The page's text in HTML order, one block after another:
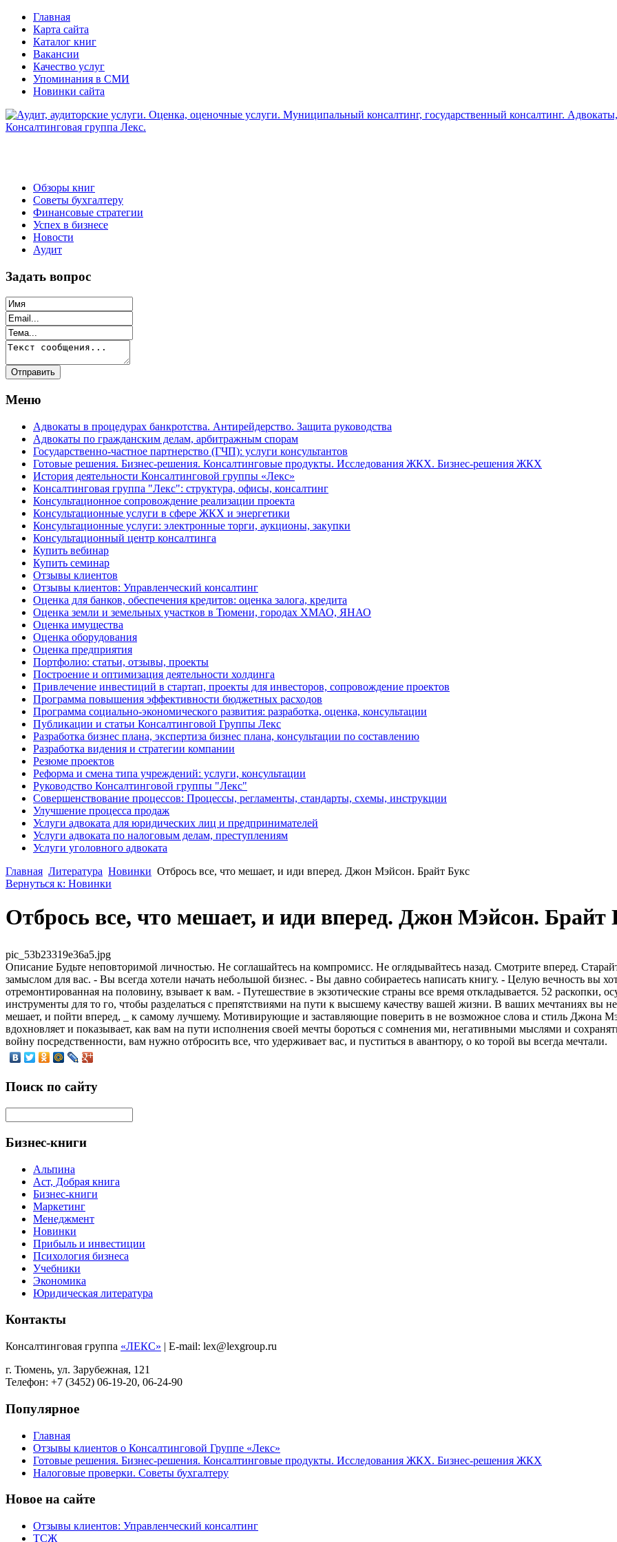
Главная
Карта сайта
Каталог книг
Вакансии
Качество услуг
Упоминания в СМИ
Новинки сайта
Обзоры книг
Советы бухгалтеру
Финансовые стратегии
Успех в бизнесе
Новости
Аудит
Задать вопрос
Меню
Адвокаты в процедурах банкротства. Антирейдерство. Защита руководства
Адвокаты по гражданским делам, арбитражным спорам
Государственно-частное партнерство (ГЧП): услуги консультантов
Готовые решения. Бизнес-решения. Консалтинговые продукты. Исследования ЖКХ. Бизнес-решения ЖКХ
История деятельности Консалтинговой группы «Лекс»
Консалтинговая группа "Лекс": структура, офисы, консалтинг
Консультационное сопровождение реализации проекта
Консультационные услуги в сфере ЖКХ и энергетики
Консультационные услуги: электронные торги, аукционы, закупки
Консультационный центр консалтинга
Купить вебинар
Купить семинар
Отзывы клиентов
Отзывы клиентов: Управленческий консалтинг
Оценка для банков, обеспечения кредитов: оценка залога, кредита
Оценка земли и земельных участков в Тюмени, городах ХМАО, ЯНАО
Оценка имущества
Оценка оборудования
Оценка предприятия
Портфолио: статьи, отзывы, проекты
Построение и оптимизация деятельности холдинга
Привлечение инвестиций в стартап, проекты для инвесторов, сопровождение проектов
Программа повышения эффективности бюджетных расходов
Программа социально-экономического развития: разработка, оценка, консультации
Публикации и статьи Консалтинговой Группы Лекс
Разработка бизнес плана, экспертиза бизнес плана, консультации по составлению
Разработка видения и стратегии компании
Резюме проектов
Реформа и смена типа учреждений: услуги, консультации
Руководство Консалтинговой группы "Лекс"
Совершенствование процессов: Процессы, регламенты, стандарты, схемы, инструкции
Улучшение процесса продаж
Услуги адвоката для юридических лиц и предпринимателей
Услуги адвоката по налоговым делам, преступлениям
Услуги уголовного адвоката
Главная Литература Новинки Отбрось все, что мешает, и иди вперед. Джон Мэйсон. Брайт Букс
Вернуться к: Новинки
Отбрось все, что мешает, и иди вперед. Джон Мэйсон. Брайт
pic_53b23319e36a5.jpg
Описание Будьте неповторимой личностью. Не соглашайтесь на компромисс. Не оглядывайтесь назад. Смотрите вперед.
замыслом для вас. - Вы всегда хотели начать небольшой бизнес. - Вы давно собираетесь написать книгу. - Целую вечность вы
отремонтированная на половину, взывает к вам. - Путешествие в экзотические страны все время откладывается. 52 раскопки,
инструменты для то го, чтобы разделаться с препятствиями на пути к высшему качеству вашей жизни. В ваших мечтаниях вы
мешает, и пойти вперед, _ к самому лучшему. Мотивирующие и заставляющие поверить в не возможное слова и стиль Джона
вдохновляет и показывает, как вам на пути исполнения своей мечты бороться с сомнения ми, негативными мыслями и
войну посредственности, вам нужно отбросить все, что удерживает вас, и пуститься в авантюру, о ко торой вы всегда мечтали.
Поиск по сайту
Бизнес-книги
Альпина
Аст, Добрая книга
Бизнес-книги
Маркетинг
Менеджмент
Новинки
Прибыль и инвестиции
Психология бизнеса
Учебники
Экономика
Юридическая литература
Контакты
Консалтинговая группа «ЛЕКС» | E-mail: lex@lexgroup.ru
г. Тюмень, ул. Зарубежная, 121
Телефон: +7 (3452) 06-19-20, 06-24-90
Популярное
Главная
Отзывы клиентов о Консалтинговой Группе «Лекс»
Готовые решения. Бизнес-решения. Консалтинговые продукты. Исследования ЖКХ. Бизнес-решения ЖКХ
Налоговые проверки. Советы бухгалтеру
Новое на сайте
Отзывы клиентов: Управленческий консалтинг
ТСЖ